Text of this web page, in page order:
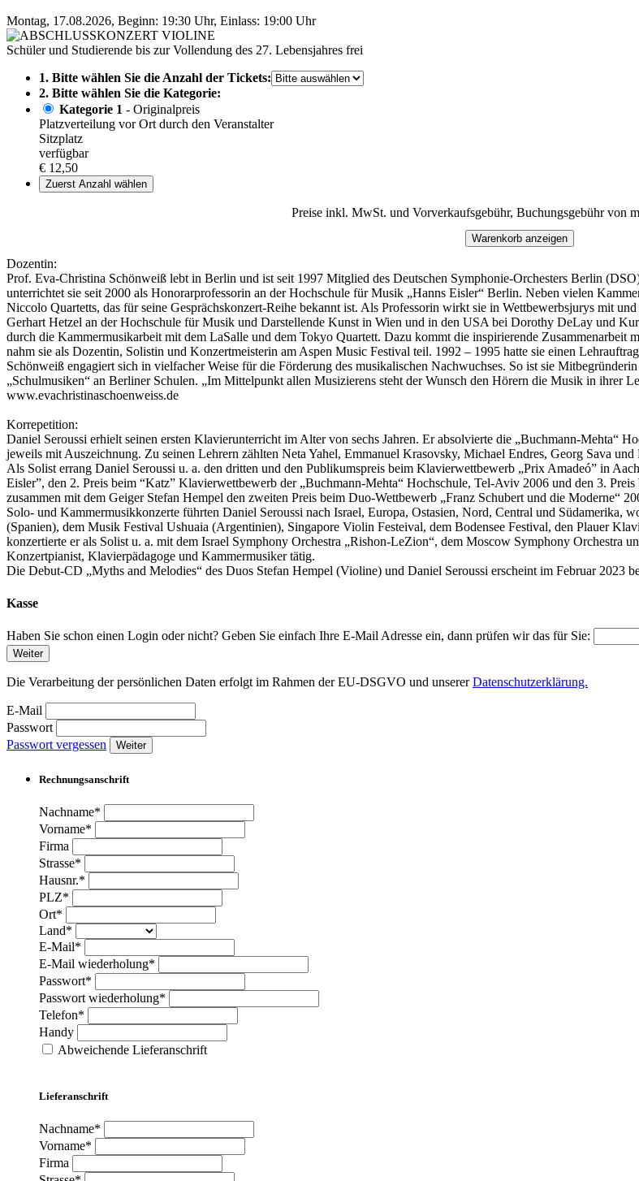
Montag, 17.08.2026, Beginn: 19:30 Uhr, Einlass: 19:00 Uhr
Schüler und Studierende bis zur Vollendung des 27. Lebensjahres frei
1. Bitte wählen Sie die Anzahl der Tickets:
2. Bitte wählen Sie die Kategorie:
Kategorie 1 - Originalpreis
Platzverteilung vor Ort durch den Veranstalter
Sitzplatz
verfügbar
€ 12,50
Zuerst Anzahl wählen
Preise inkl. MwSt. und Vorverkaufsgebühr, Buchungsgebühr von
Warenkorb anzeigen
Dozentin:
Prof. Eva-Christina Schönweiß lebt in Berlin und ist seit 1997 Mitglied des Deutschen Symphonie-Orchesters Berlin
unterrichtet sie seit 2000 als Honorarprofessorin an der Hochschule für Musik „Hanns Eisler“ Berlin. Neben vielen
Niccolo Quartetts, das für seine Gesprächskonzert-Reihe bekannt ist. Als Professorin wirkt sie in Wettbewerbsjurys mit
Gerhart Hetzel an der Hochschule für Musik und Darstellende Kunst in Wien und in den USA bei Dorothy DeLay und
durch die Kammermusikarbeit mit dem LaSalle und dem Tokyo Quartett. Dazu kommt die inspirierende
nahm sie als Dozentin, Solistin und Konzertmeisterin am Aspen Music Festival teil. 1992 – 1995 hatte sie einen
Schönweiß engagiert sich in vielfacher Weise für die Förderung des musikalischen Nachwuchses. So ist sie
„Schulmusiken“ an Berliner Schulen. „Im Mittelpunkt allen Musizierens steht der Wunsch den Hörern die Musik in ihrer
www.evachristinaschoenweiss.de
Korrepetition:
Daniel Seroussi erhielt seinen ersten Klavierunterricht im Alter von sechs Jahren. Er absolvierte die „Buchmann-Mehta“
jeweils mit Auszeichnung. Zu seinen Lehrern zählten Neta Yahel, Emmanuel Krasovsky, Michael Endres, Georg Sava
Als Solist errang Daniel Seroussi u. a. den dritten und den Publikumspreis beim Klavierwettbewerb „Prix Amadeó” in
Eisler”, den 2. Preis beim “Katz” Klavierwettbewerb der „Buchmann-Mehta“ Hochschule, Tel-Aviv 2006 und den 3.
zusammen mit dem Geiger Stefan Hempel den zweiten Preis beim Duo-Wettbewerb „Franz Schubert und die Moderne“
Solo- und Kammermusikkonzerte führten Daniel Seroussi nach Israel, Europa, Ostasien, Nord, Central und Südamerika,
(Spanien), dem Musik Festival Ushuaia (Argentinien), Singapore Violin Festeival, dem Bodensee Festival, den Plauer
konzertierte er als Solist u. a. mit dem Israel Symphony Orchestra „Rishon-LeZion“, dem Moscow Symphony Orchestra
Konzertpianist, Klavierpädagoge und Kammermusiker tätig.
Die Debut-CD „Myths and Melodies“ des Duos Stefan Hempel (Violine) und Daniel Seroussi erscheint im Februar 2023
Kasse
Haben Sie schon einen Login oder nicht? Geben Sie einfach Ihre E-Mail Adresse ein, dann prüfen wir das für Sie:
Weiter
Die Verarbeitung der persönlichen Daten erfolgt im Rahmen der EU-DSGVO und unsererDatenschutzerklärung.
E-Mail
Passwort
Passwort vergessen
Weiter
Rechnungsanschrift
Nachname*
Vorname*
Firma
Strasse*
Hausnr.*
PLZ*
Ort*
Land*
E-Mail*
E-Mail wiederholung*
Passwort*
Passwort wiederholung*
Telefon*
Handy
Abweichende Lieferanschrift
Lieferanschrift
Nachname*
Vorname*
Firma